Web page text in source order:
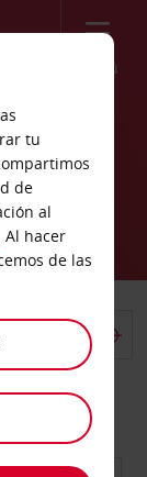
Menú
tu
de
al
Al hacer
de las